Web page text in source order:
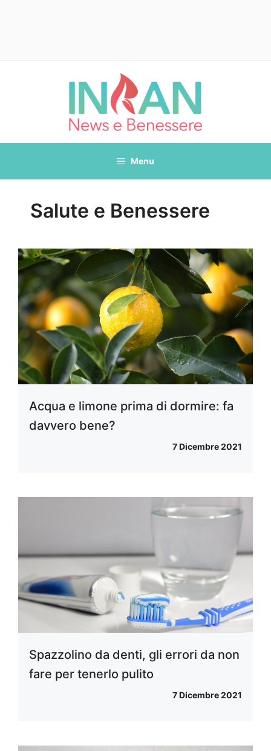
Menu
Salute e Benessere
Acqua e limone prima di dormire: fa
davvero bene?
7 Dicembre 2021
Spazzolino da denti, gli errori da non
fare per tenerlo pulito
7 Dicembre 2021